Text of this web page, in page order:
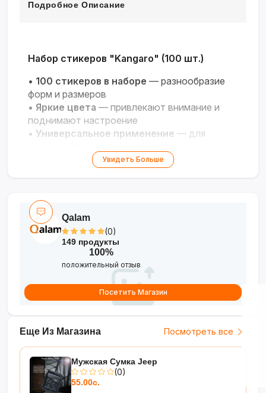
Подробное Описание
Набор стикеров "Kangaro" (100 шт.)
• 100 стикеров в наборе — разнообразие
форм и размеров
• Яркие цвета — привлекают внимание и
поднимают настроение
• Универсальное применение — для
Качественная клейкая основа
отклеиваются и переклеиваются
Увидеть Больше
Еще Из Магазина Посмотреть все
Мужская Сумка Jeep
(0)
55.00с.
Qalam
(0)
149 продукты
100%
положительный отзыв
Посетить Магазин